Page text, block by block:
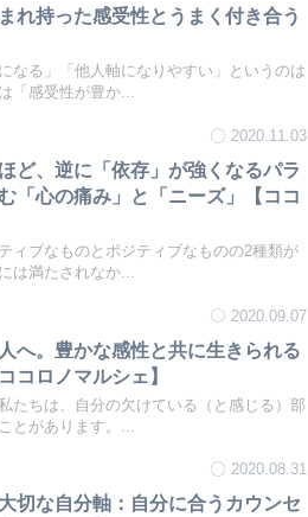
れ持った感受性とうまく付き合う
なる」「他人軸になりやすい」というのは
「感受性が豊か...
2020.11.03
ど、逆に「依存」が強くなるパラ
「心の痛み」と「ニーズ」【ココ
ィブなものとポジティブなものの2種類が
は満たされなか...
2020.09.07
へ。豊かな感性と共に生きられる
コロノマルシェ】
たちは、自分の欠けている（と感じる）部
とがあります。...
2020.08.31
切な自分軸：自分に合うカウンセ